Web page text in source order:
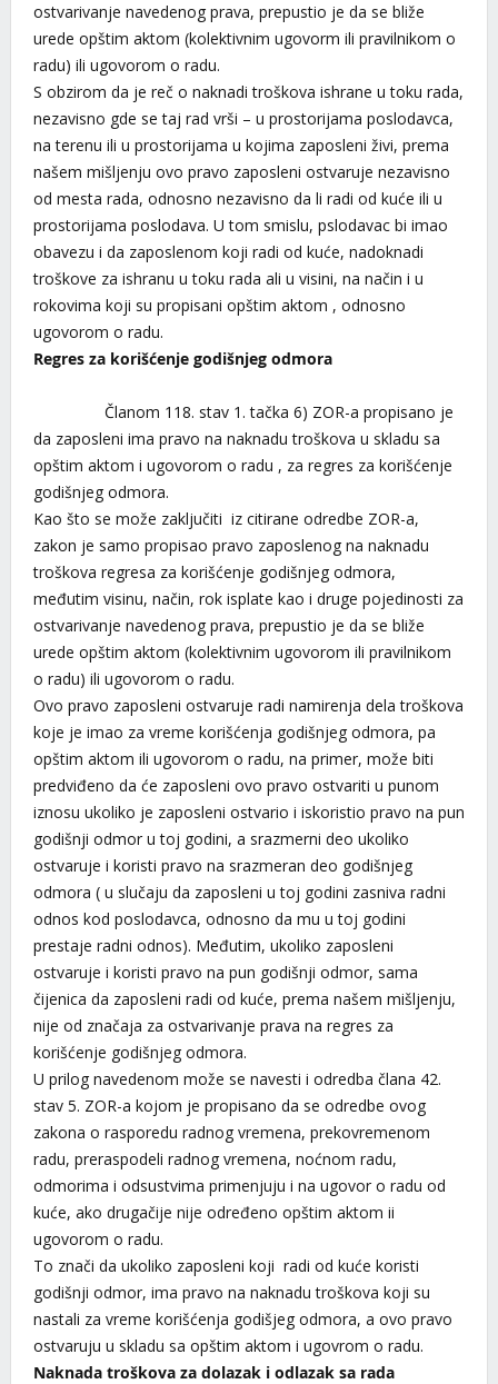
ostvarivanje navedenog prava, prepustio je da se bliže
urede opštim aktom (kolektivnim ugovorm ili pravilnikom o
radu) ili ugovorom o radu.
S obzirom da je reč o naknadi troškova ishrane u toku rada,
nezavisno gde se taj rad vrši – u prostorijama poslodavca,
na terenu ili u prostorijama u kojima zaposleni živi, prema
našem mišljenju ovo pravo zaposleni ostvaruje nezavisno
od mesta rada, odnosno nezavisno da li radi od kuće ili u
prostorijama poslodava. U tom smislu, pslodavac bi imao
obavezu i da zaposlenom koji radi od kuće, nadoknadi
troškove za ishranu u toku rada ali u visini, na način i u
rokovima koji su propisani opštim aktom , odnosno
ugovorom o radu.
Regres za korišćenje godišnjeg odmora
Članom 118. stav 1. tačka 6) ZOR-a propisano je
da zaposleni ima pravo na naknadu troškova u skladu sa
opštim aktom i ugovorom o radu , za regres za korišćenje
godišnjeg odmora.
Kao što se može zaključiti iz citirane odredbe ZOR-a,
zakon je samo propisao pravo zaposlenog na naknadu
troškova regresa za korišćenje godišnjeg odmora,
međutim visinu, način, rok isplate kao i druge pojedinosti za
ostvarivanje navedenog prava, prepustio je da se bliže
urede opštim aktom (kolektivnim ugovorom ili pravilnikom
o radu) ili ugovorom o radu.
Ovo pravo zaposleni ostvaruje radi namirenja dela troškova
koje je imao za vreme korišćenja godišnjeg odmora, pa
opštim aktom ili ugovorom o radu, na primer, može biti
predviđeno da će zaposleni ovo pravo ostvariti u punom
iznosu ukoliko je zaposleni ostvario i iskoristio pravo na pun
godišnji odmor u toj godini, a srazmerni deo ukoliko
ostvaruje i koristi pravo na srazmeran deo godišnjeg
odmora ( u slučaju da zaposleni u toj godini zasniva radni
odnos kod poslodavca, odnosno da mu u toj godini
prestaje radni odnos). Međutim, ukoliko zaposleni
ostvaruje i koristi pravo na pun godišnji odmor, sama
čijenica da zaposleni radi od kuće, prema našem mišljenju,
nije od značaja za ostvarivanje prava na regres za
korišćenje godišnjeg odmora.
U prilog navedenom može se navesti i odredba člana 42.
stav 5. ZOR-a kojom je propisano da se odredbe ovog
zakona o rasporedu radnog vremena, prekovremenom
radu, preraspodeli radnog vremena, noćnom radu,
odmorima i odsustvima primenjuju i na ugovor o radu od
kuće, ako drugačije nije određeno opštim aktom ii
ugovorom o radu.
To znači da ukoliko zaposleni koji radi od kuće koristi
godišnji odmor, ima pravo na naknadu troškova koji su
nastali za vreme korišćenja godišjeg odmora, a ovo pravo
ostvaruju u skladu sa opštim aktom i ugovrom o radu.
Naknada troškova za dolazak i odlazak sa rada